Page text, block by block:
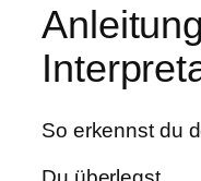
So erkennst du